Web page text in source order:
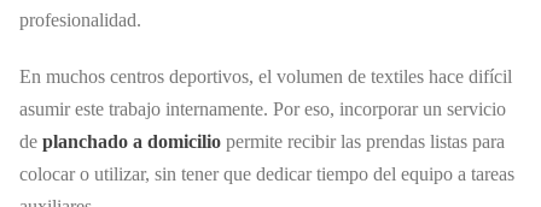
profesionalidad.
En muchos centros deportivos, el volumen de textiles hace difícil
asumir este trabajo internamente. Por eso, incorporar un servicio
de planchado a domicilio permite recibir las prendas listas para
colocar o utilizar, sin tener que dedicar tiempo del equipo a tareas